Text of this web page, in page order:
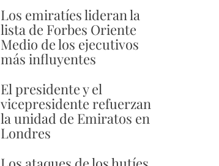
Los emiratíes lideran la
lista de Forbes Oriente
Medio de los ejecutivos
más influyentes
El presidente y el
vicepresidente refuerzan
la unidad de Emiratos en
Londres